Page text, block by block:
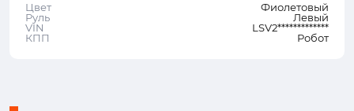
Цвет
Фиолетовый
Руль
Левый
VIN
LSV2*************
КПП
Робот